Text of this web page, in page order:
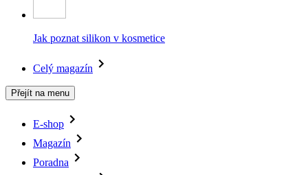
Jak poznat silikon v kosmetice
Celý magazín
Přejít na menu
E-shop
Magazín
Poradna